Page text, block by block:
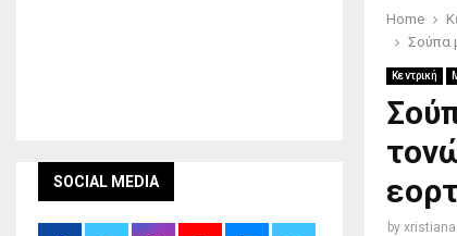
Home
Σούπα
Κεντρική
by xristiana
SOCIAL MEDIA